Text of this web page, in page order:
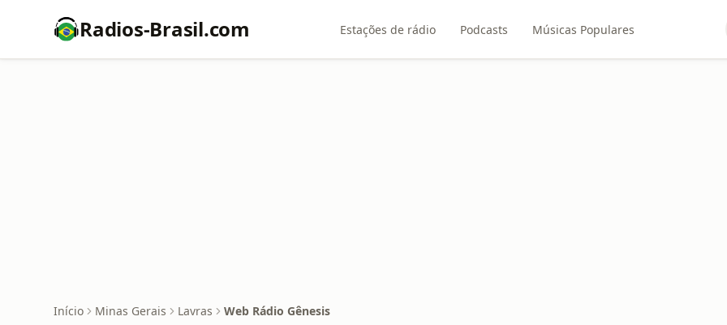
Radios-Brasil.com Estações de rádio Podcasts Músicas Populares
Início Minas Gerais Lavras Web Rádio Gênesis